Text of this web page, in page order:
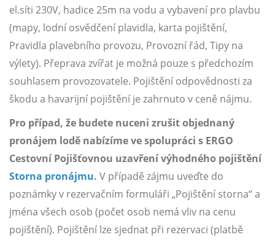
el.síti 230V, hadice 25m na vodu a vybavení pro plavbu
(mapy, lodní osvědčení plavidla, karta pojištění,
Pravidla plavebního provozu, Provozní řád, Tipy na
výlety). Přeprava zvířat je možná pouze s předchozím
souhlasem provozovatele. Pojištění odpovědnosti za
škodu a havarijní pojištění je zahrnuto v ceně nájmu.
Pro případ, že budete nuceni zrušit objednaný
pronájem lodě nabízíme ve spolupráci s ERGO
Cestovní Pojišťovnou uzavření výhodného pojištění
Storna pronájmu. V případě zájmu uveďte do
poznámky v rezervačním formuláři „Pojištění storna“ a
jména všech osob (počet osob nemá vliv na cenu
pojištění). Pojištění lze sjednat při rezervaci (platbě